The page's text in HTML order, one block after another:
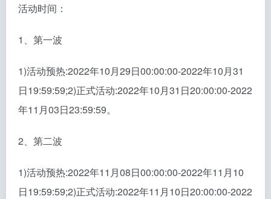
活动时间：
1、第一波
1)活动预热:2022年10月29日00:00:00-2022年10月31
日19:59:59;2)正式活动:2022年10月31日20:00:00-2022
年11月03日23:59:59。
2、第二波
1)活动预热:2022年11月08日00:00:00-2022年11月10
日19:59:59;2)正式活动:2022年11月10日20:00:00-2022